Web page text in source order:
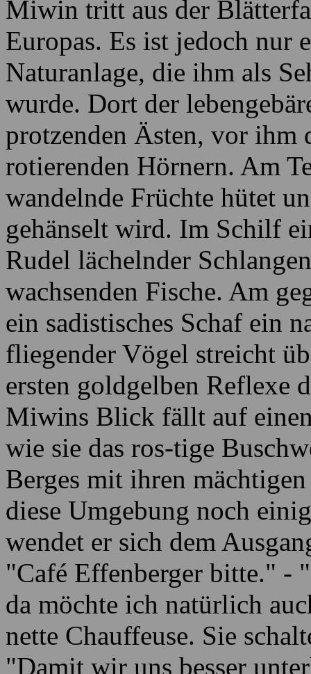
Miwin tritt aus der
Europas. Es ist jedoch nur
Naturanlage, die ihm als
wurde. Dort der
protzenden Ästen, vor ihm
rotierenden Hörnern. Am
wandelnde Früchte hütet
gehänselt wird. Im Schilf
Rudel lächelnder
wachsenden Fische. Am
ein sadistisches Schaf ein
fliegender Vögel streicht
ersten goldgelben Reflexe
Miwins Blick fällt auf
wie sie das ros-tige
Berges mit ihren
diese Umgebung noch
wendet er sich dem
"Café Effenberger bitte." -
da möchte ich natürlich
nette Chauffeuse. Sie
"Damit wir uns besser